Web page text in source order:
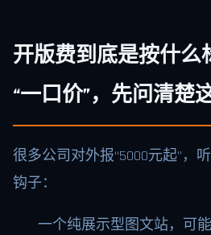
开版费到底是按什么
“一口价”，先问清楚
很多公司对外报“5000元起”，
钩子：
一个纯展示型图文站，可